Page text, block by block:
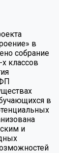
в
собрание
классов
в
и